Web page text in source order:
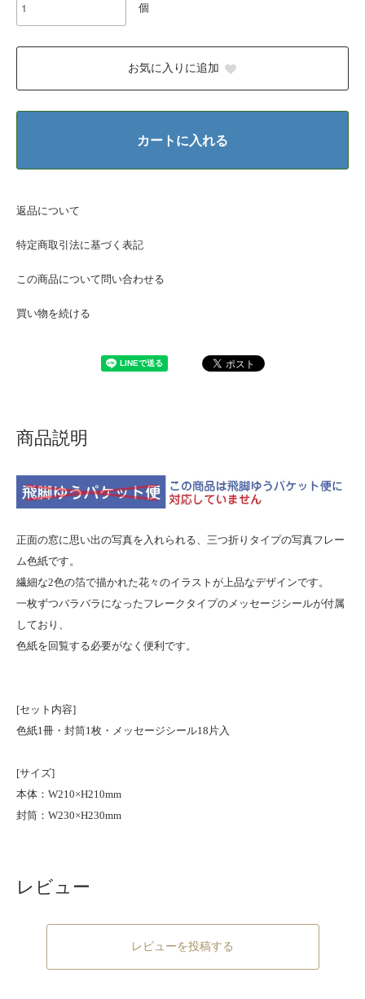
個
お気に入りに追加
カートに入れる
返品について
特定商取引法に基づく表記
この商品について問い合わせる
買い物を続ける
商品説明
正面の窓に思い出の写真を入れられる、三つ折りタイプの写真フレー
ム色紙です。
繊細な2色の箔で描かれた花々のイラストが上品なデザインです。
一枚ずつバラバラになったフレークタイプのメッセージシールが付属
しており、
色紙を回覧する必要がなく便利です。
[セット内容]
色紙1冊・封筒1枚・メッセージシール18片入
[サイズ]
本体：W210×H210mm
封筒：W230×H230mm
レビュー
レビューを投稿する